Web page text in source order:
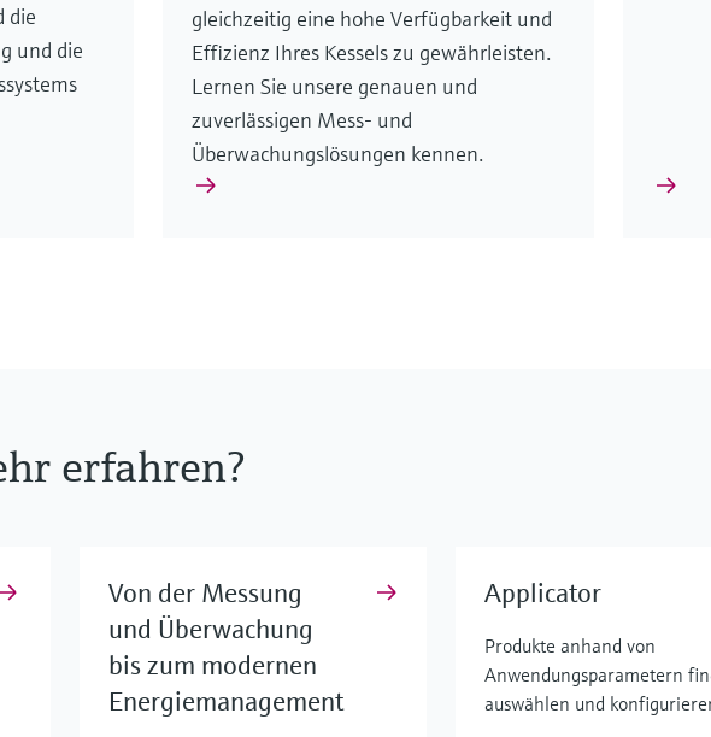
die
und die
gleichzeitig eine hohe Verfügbarkeit und
Effizienz Ihres Kessels zu gewährleisten.
Lernen Sie unsere genauen und
zuverlässigen Mess- und
Überwachungslösungen kennen.
erfahren?
Von der Messung
und Überwachung
bis zum modernen
Energiemanagement
Applicator
Produkte anhand von
Anwendungsparametern
auswählen und